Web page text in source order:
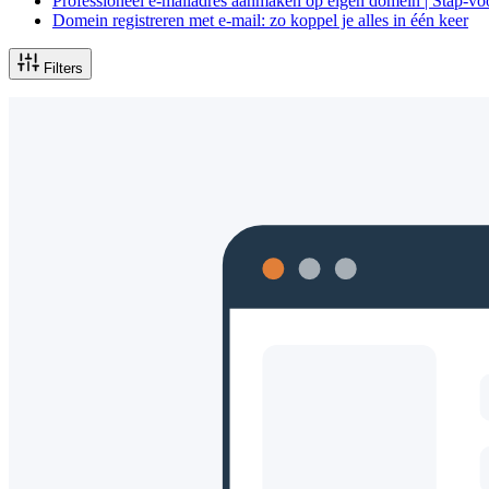
Domein registreren met e-mail: zo koppel je alles in één keer
Filters